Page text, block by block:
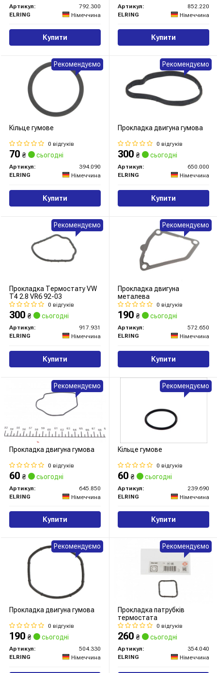
Артикул:
792.300
ELRING
Німеччина
Купити
Артикул:
852.220
ELRING
Німеччина
Купити
Кільце гумове
0 відгуків
70 ₴ сьогодні
Артикул:
394.090
ELRING
Німеччина
Купити
Рекомендуємо
Прокладка двигуна гумова
0 відгуків
300 ₴ сьогодні
Артикул:
650.000
ELRING
Німеччина
Купити
Рекомендуємо
Прокладка Термостату VW
T4 2.8 VR6 92-03
0 відгуків
300 ₴ сьогодні
Артикул:
917.931
ELRING
Німеччина
Купити
Рекомендуємо
Прокладка двигуна
металева
0 відгуків
190 ₴ сьогодні
Артикул:
572.650
ELRING
Німеччина
Купити
Рекомендуємо
Прокладка двигуна гумова
0 відгуків
60 ₴ сьогодні
Артикул:
645.850
ELRING
Німеччина
Купити
Рекомендуємо
Кільце гумове
0 відгуків
60 ₴ сьогодні
Артикул:
239.690
ELRING
Німеччина
Купити
Рекомендуємо
Прокладка двигуна гумова
0 відгуків
190 ₴ сьогодні
Артикул:
504.330
ELRING
Німеччина
Рекомендуємо
Прокладка патрубків
термостата
0 відгуків
260 ₴ сьогодні
Артикул:
354.040
ELRING
Німеччина
Рекомендуємо